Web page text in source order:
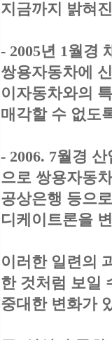
지금까지 밝혀
- 2005년 1월경
쌍용자동차에
이자동차와의
매각할 수 없도
- 2006. 7월경
으로 쌍용자동
공상은행 등으
디케이트론을
이러한 일련의
한 것처럼 보일
중대한 변화가